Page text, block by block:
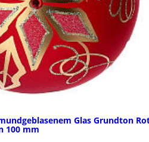
Glas Grundton
100 mm